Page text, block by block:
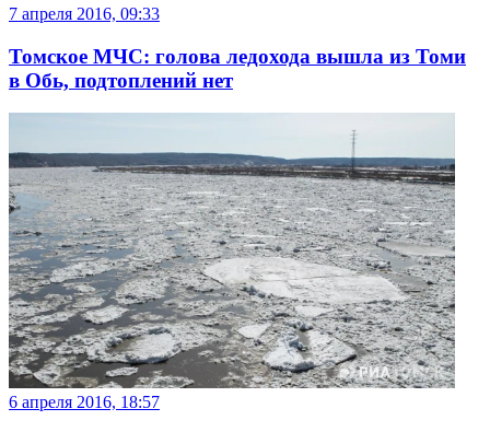
7 апреля 2016, 09:33
Томское МЧС: голова ледохода вышла из Томи
в Обь, подтоплений нет
6 апреля 2016, 18:57